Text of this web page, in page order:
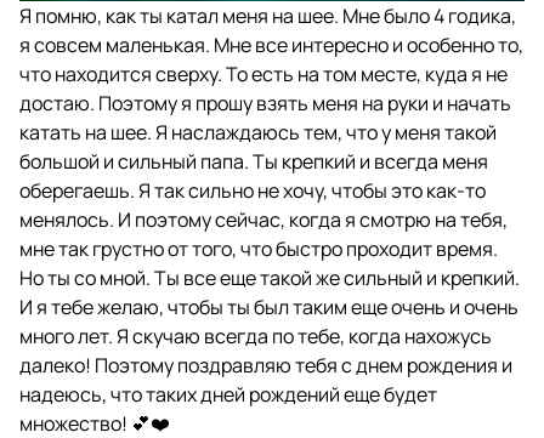
Я помню, как ты катал меня на шее. Мне было 4 годика,
я совсем маленькая. Мне все интересно и особенно то,
что находится сверху. То есть на том месте, куда я не
достаю. Поэтому я прошу взять меня на руки и начать
катать на шее. Я наслаждаюсь тем, что у меня такой
большой и сильный папа. Ты крепкий и всегда меня
оберегаешь. Я так сильно не хочу, чтобы это как-то
менялось. И поэтому сейчас, когда я смотрю на тебя,
мне так грустно от того, что быстро проходит время.
Но ты со мной. Ты все еще такой же сильный и крепкий.
И я тебе желаю, чтобы ты был таким еще очень и очень
много лет. Я скучаю всегда по тебе, когда нахожусь
далеко! Поэтому поздравляю тебя с днем рождения и
надеюсь, что таких дней рождений еще будет
множество! 💕❤️